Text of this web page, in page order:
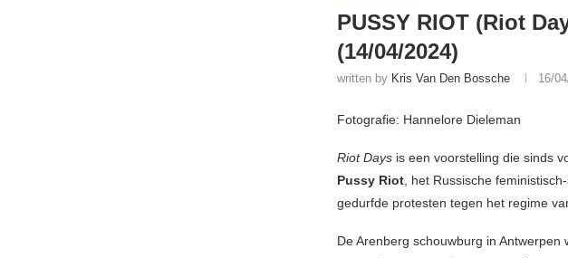
PUSSY RIOT (Riot
(14/04/2024)
written by Kris Van Den Bossche 16/
Fotografie: Hannelore Dieleman
Riot Days is een voorstelling die sinds
Pussy Riot, het Russische
gedurfde protesten tegen het regime
De Arenberg schouwburg in